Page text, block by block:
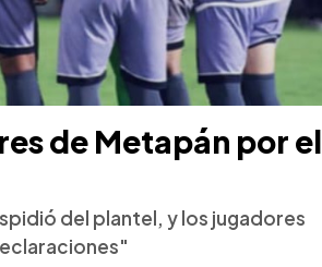
de Metapán por el
del plantel, y los jugadores